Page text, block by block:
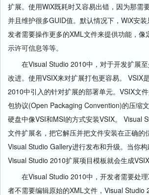
扩展。使用WiX既耗时又容易出错，因为那需
并且维护很多GUID值。默认情况下，WiX安
发者需要操作更多的XML文件来提供功能，像
示许可信息等等。
在Visual Studio 2010中，对于开发扩展至
改进。使用VSIX来对扩展打包更容易。 VSIX
2010中引入的针对扩展的部署单元。VSIX文
包协议(Open Packaging Convention)的压缩
硬盘中像VSI和MSI的方式安装VSIX。 Visual
文件扩展名，把它解压并把文件安装在正确的
Visual Studio Gallery进行发布和升级。当你构
Visual Studio 2010扩展项目模板就会生成VSIX
在Visual Studio 2010中，开发者需要处理
者不需要编辑原始的XML文件，Visual Studio